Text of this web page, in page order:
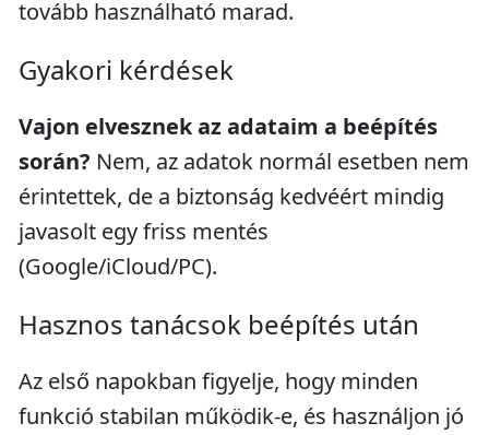
tovább használható marad.
Gyakori kérdések
Vajon elvesznek az adataim a beépítés
során? Nem, az adatok normál esetben nem
érintettek, de a biztonság kedvéért mindig
javasolt egy friss mentés
(Google/iCloud/PC).
Hasznos tanácsok beépítés után
Az első napokban figyelje, hogy minden
funkció stabilan működik-e, és használjon jó